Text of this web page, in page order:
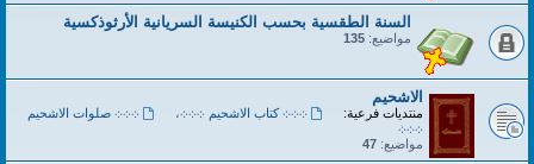
السنة الطقسية بحسب الكنيسة السريانية الأرثوذكسية
مواضيع: 135
الاشحيم
منتديات فرعية: ܀܀܀ كتاب الاشحيم ܀܀܀،
܀܀܀ صلوات الاشحيم
܀܀܀
مواضيع: 47